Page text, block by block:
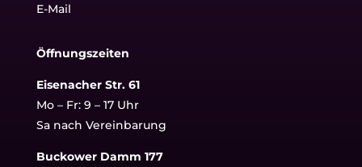
E-Mail
Öffnungszeiten
Eisenacher Str. 61
Mo – Fr: 9 – 17 Uhr
Sa nach Vereinbarung
Buckower Damm 177